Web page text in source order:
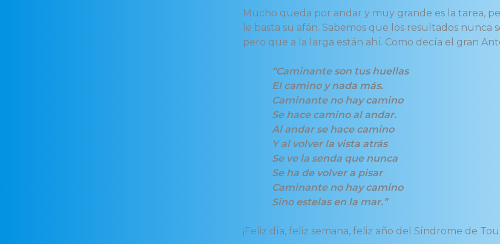
Mucho queda por andar y muy grande es la tarea,
le basta su afán. Sabemos que los resultados nunca
pero que a la larga están ahí. Como decía el gran
“Caminante son tus huellas
El camino y nada más.
Caminante no hay camino
Se hace camino al andar.
Al andar se hace camino
Y al volver la vista atrás
Se ve la senda que nunca
Se ha de volver a pisar
Caminante no hay camino
Sino estelas en la mar.”
¡Feliz día, feliz semana, feliz año del Síndrome de